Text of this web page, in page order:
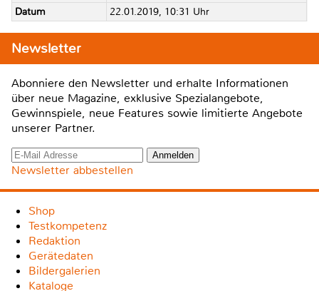
Datum
22.01.2019, 10:31 Uhr
Newsletter
Abonniere den Newsletter und erhalte Informationen
über neue Magazine, exklusive Spezialangebote,
Gewinnspiele, neue Features sowie limitierte Angebote
unserer Partner.
Newsletter abbestellen
Shop
Testkompetenz
Redaktion
Gerätedaten
Bildergalerien
Kataloge